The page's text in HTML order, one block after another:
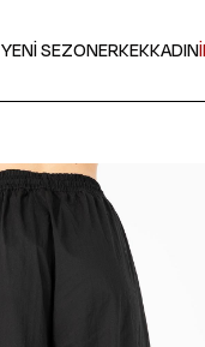
YENİ SEZONERKEKKADIN